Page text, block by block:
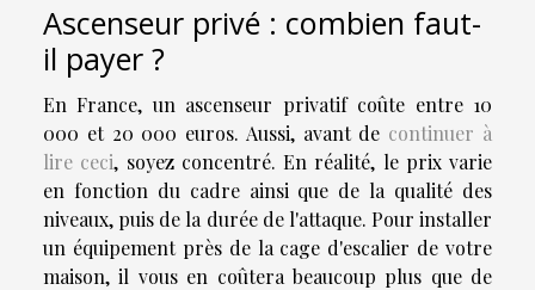
Ascenseur privé : combien faut-
il payer ?
En France, un ascenseur privatif coûte entre 10
000 et 20 000 euros. Aussi, avant de continuer à
lire ceci, soyez concentré. En réalité, le prix varie
en fonction du cadre ainsi que de la qualité des
niveaux, puis de la durée de l'attaque. Pour installer
un équipement près de la cage d'escalier de votre
maison, il vous en coûtera beaucoup plus que de